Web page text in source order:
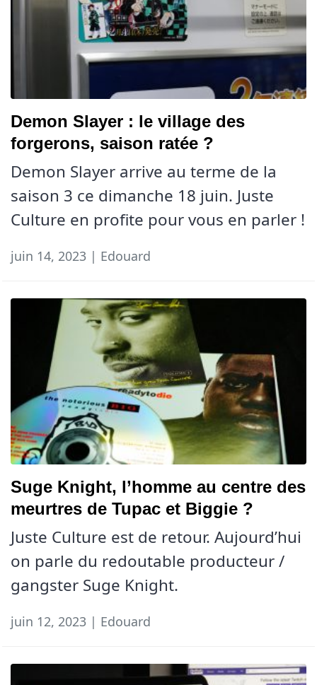
Demon Slayer : le village des
forgerons, saison ratée ?
Demon Slayer arrive au terme de la
saison 3 ce dimanche 18 juin. Juste
Culture en profite pour vous en parler !
juin 14, 2023 | Edouard
Suge Knight, l’homme au centre des
meurtres de Tupac et Biggie ?
Juste Culture est de retour. Aujourd’hui
on parle du redoutable producteur /
gangster Suge Knight.
juin 12, 2023 | Edouard